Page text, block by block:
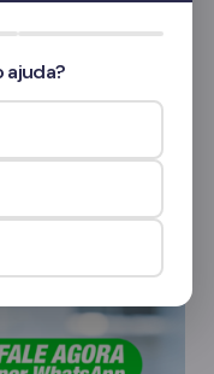
as visitas.
o alcoolismo?
ajuda?